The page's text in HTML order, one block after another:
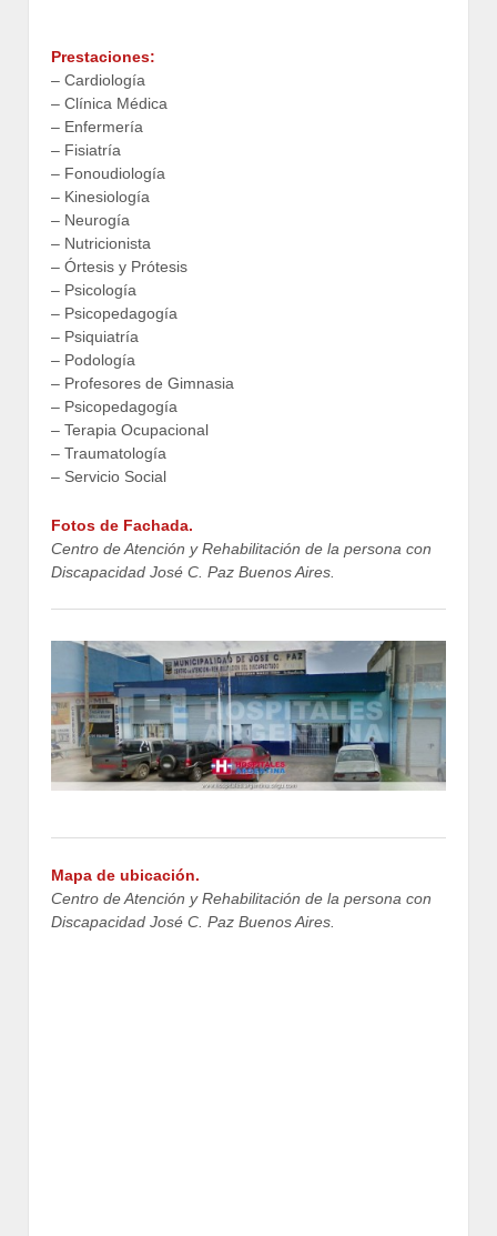
Prestaciones:
– Cardiología
– Clínica Médica
– Enfermería
– Fisiatría
– Fonoudiología
– Kinesiología
– Neurogía
– Nutricionista
– Órtesis y Prótesis
– Psicología
– Psicopedagogía
– Psiquiatría
– Podología
– Profesores de Gimnasia
– Psicopedagogía
– Terapia Ocupacional
– Traumatología
– Servicio Social
Fotos de Fachada.
Centro de Atención y Rehabilitación de la persona con
Discapacidad José C. Paz Buenos Aires.
Mapa de ubicación.
Centro de Atención y Rehabilitación de la persona con
Discapacidad José C. Paz Buenos Aires.